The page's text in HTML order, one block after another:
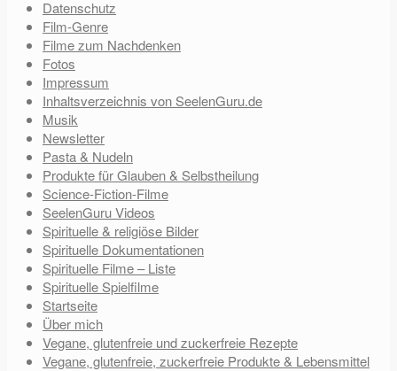
Datenschutz
Film-Genre
Filme zum Nachdenken
Fotos
Impressum
Inhaltsverzeichnis von SeelenGuru.de
Musik
Newsletter
Pasta & Nudeln
Produkte für Glauben & Selbstheilung
Science-Fiction-Filme
SeelenGuru Videos
Spirituelle & religiöse Bilder
Spirituelle Dokumentationen
Spirituelle Filme – Liste
Spirituelle Spielfilme
Startseite
Über mich
Vegane, glutenfreie und zuckerfreie Rezepte
Vegane, glutenfreie, zuckerfreie Produkte & Lebensmittel